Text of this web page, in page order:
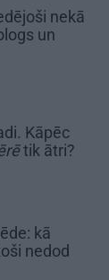
nekā
un
Kāpēc
tik ātri?
kā
nedod